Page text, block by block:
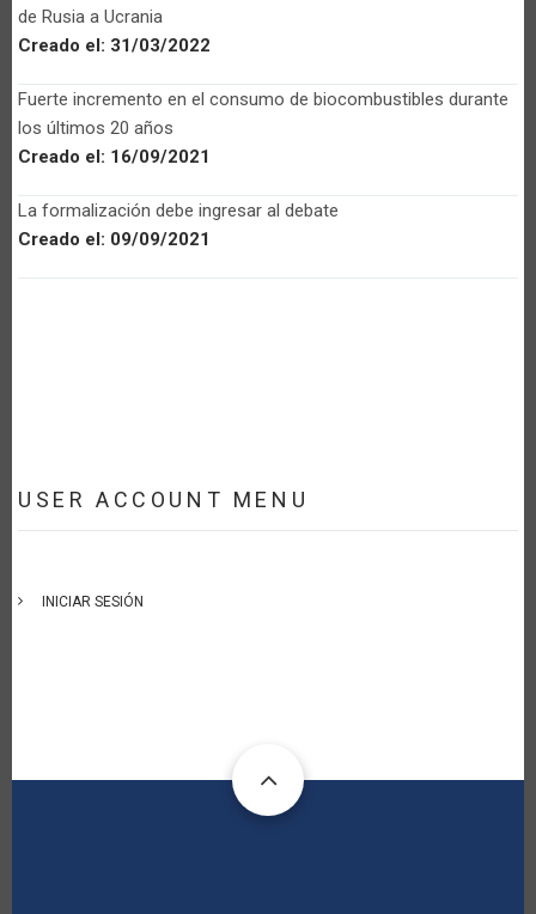
de Rusia a Ucrania
Creado el: 31/03/2022
Fuerte incremento en el consumo de biocombustibles durante
los últimos 20 años
Creado el: 16/09/2021
La formalización debe ingresar al debate
Creado el: 09/09/2021
USER ACCOUNT MENU
INICIAR SESIÓN